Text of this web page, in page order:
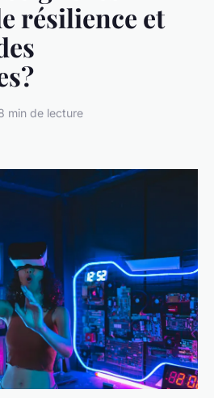
résilience et
min de lecture